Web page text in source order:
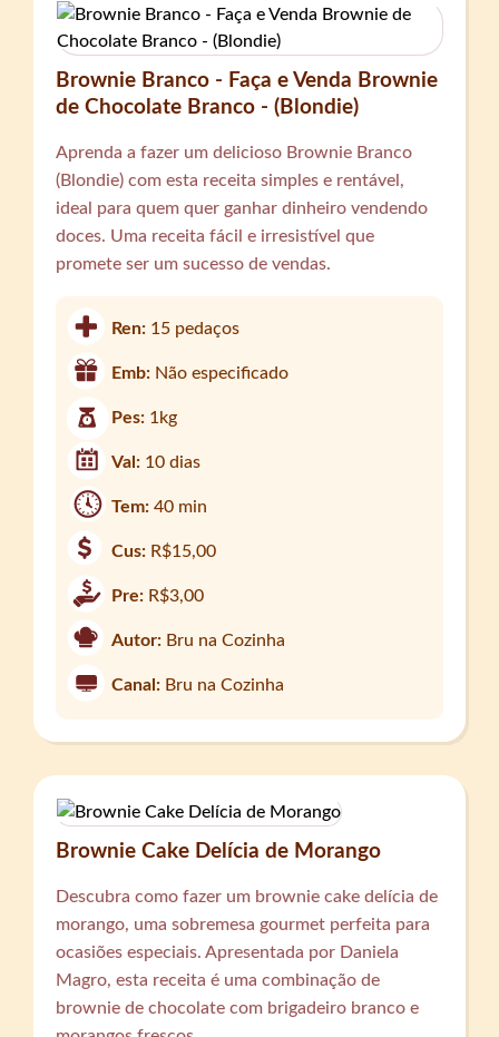
Brownie Branco - Faça e Venda Brownie
de Chocolate Branco - (Blondie)
Aprenda a fazer um delicioso Brownie Branco
(Blondie) com esta receita simples e rentável,
ideal para quem quer ganhar dinheiro vendendo
doces. Uma receita fácil e irresistível que
promete ser um sucesso de vendas.
Ren: 15 pedaços
Emb: Não especificado
Pes: 1kg
Val: 10 dias
Tem:40 min
Cus: R$15,00
Pre: R$3,00
Autor: Bru na Cozinha
Canal: Bru na Cozinha
Brownie Cake Delícia de Morango
Descubra como fazer um brownie cake delícia de
morango, uma sobremesa gourmet perfeita para
ocasiões especiais. Apresentada por Daniela
Magro, esta receita é uma combinação de
brownie de chocolate com brigadeiro branco e